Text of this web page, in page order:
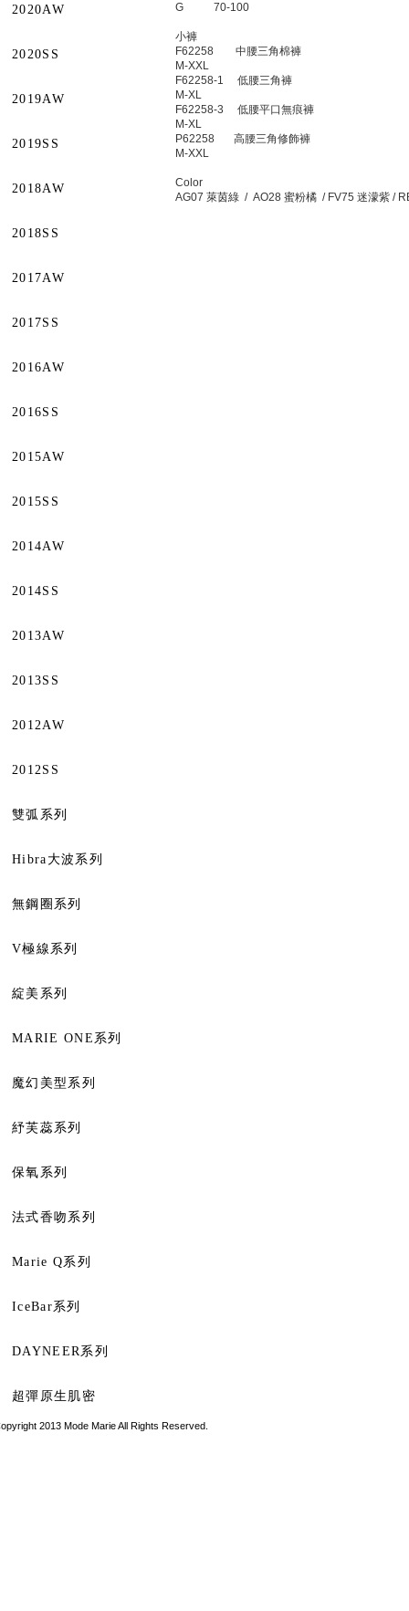
2020AW
2020SS
2019AW
2019SS
2018AW
2018SS
2017AW
2017SS
2016AW
2016SS
2015AW
2015SS
2014AW
2014SS
2013AW
2013SS
2012AW
2012SS
雙弧系列
Hibra大波系列
無鋼圈系列
V極線系列
綻美系列
MARIE ONE系列
魔幻美型系列
紓芙蕊系列
保氧系列
法式香吻系列
Marie Q系列
IceBar系列
DAYNEER系列
超彈原生肌密
G 70-100
小褲
F62258 中腰三角棉褲
M-XXL
F62258-1 低腰三角褲
M-XL
F62258-3 低腰平口無痕褲
M-XL
P62258 高腰三角修飾褲
M-XXL
Color
AG07 萊茵綠 / AO28 蜜粉橘 / FV75 迷濛紫 /
2013 Mode Marie All Rights Reserved.